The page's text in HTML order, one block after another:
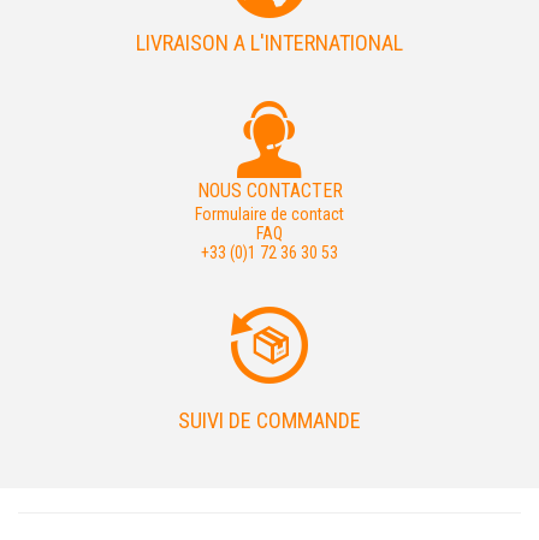
LIVRAISON A L'INTERNATIONAL
NOUS CONTACTER
Formulaire de contact
FAQ
+33 (0)1 72 36 30 53
SUIVI DE COMMANDE